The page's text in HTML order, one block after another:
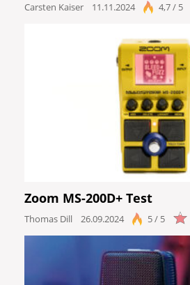
Carsten Kaiser 11.11.2024 4,7 / 5
Zoom MS-200D+ Test
Thomas Dill 26.09.2024 5 / 5